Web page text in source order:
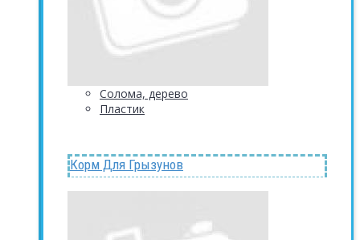
Солома, дерево
Пластик
Корм Для Грызунов